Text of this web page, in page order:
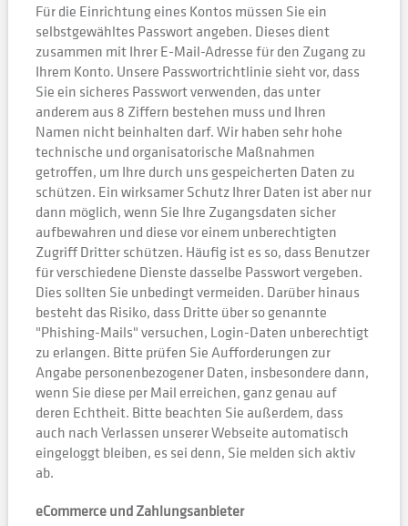
Für die Einrichtung eines Kontos müssen Sie ein
selbstgewähltes Passwort angeben. Dieses dient
zusammen mit Ihrer E-Mail-Adresse für den Zugang zu
Ihrem Konto. Unsere Passwortrichtlinie sieht vor, dass
Sie ein sicheres Passwort verwenden, das unter
anderem aus 8 Ziffern bestehen muss und Ihren
Namen nicht beinhalten darf. Wir haben sehr hohe
technische und organisatorische Maßnahmen
getroffen, um Ihre durch uns gespeicherten Daten zu
schützen. Ein wirksamer Schutz Ihrer Daten ist aber nur
dann möglich, wenn Sie Ihre Zugangsdaten sicher
aufbewahren und diese vor einem unberechtigten
Zugriff Dritter schützen. Häufig ist es so, dass Benutzer
für verschiedene Dienste dasselbe Passwort vergeben.
Dies sollten Sie unbedingt vermeiden. Darüber hinaus
besteht das Risiko, dass Dritte über so genannte
"Phishing-Mails" versuchen, Login-Daten unberechtigt
zu erlangen. Bitte prüfen Sie Aufforderungen zur
Angabe personenbezogener Daten, insbesondere dann,
wenn Sie diese per Mail erreichen, ganz genau auf
deren Echtheit. Bitte beachten Sie außerdem, dass
auch nach Verlassen unserer Webseite automatisch
eingeloggt bleiben, es sei denn, Sie melden sich aktiv
ab.
eCommerce und Zahlungsanbieter